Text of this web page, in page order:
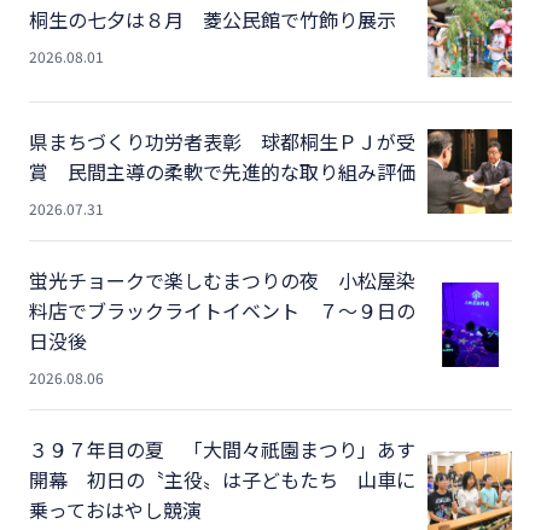
桐生の七夕は８月 菱公民館で竹飾り展示
2026.08.01
県まちづくり功労者表彰 球都桐生ＰＪが受
賞 民間主導の柔軟で先進的な取り組み評価
2026.07.31
蛍光チョークで楽しむまつりの夜 小松屋染
料店でブラックライトイベント ７～９日の
日没後
2026.08.06
３９７年目の夏 「大間々祇園まつり」あす
開幕 初日の〝主役〟は子どもたち 山車に
乗っておはやし競演